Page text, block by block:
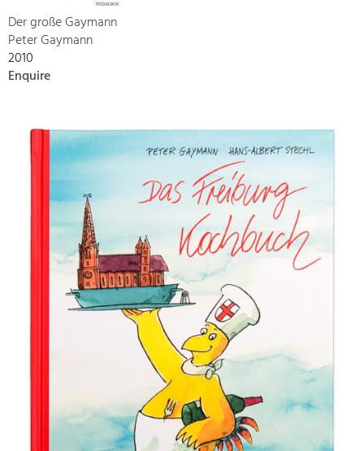
Der große Gaymann
Peter Gaymann
2010
Enquire